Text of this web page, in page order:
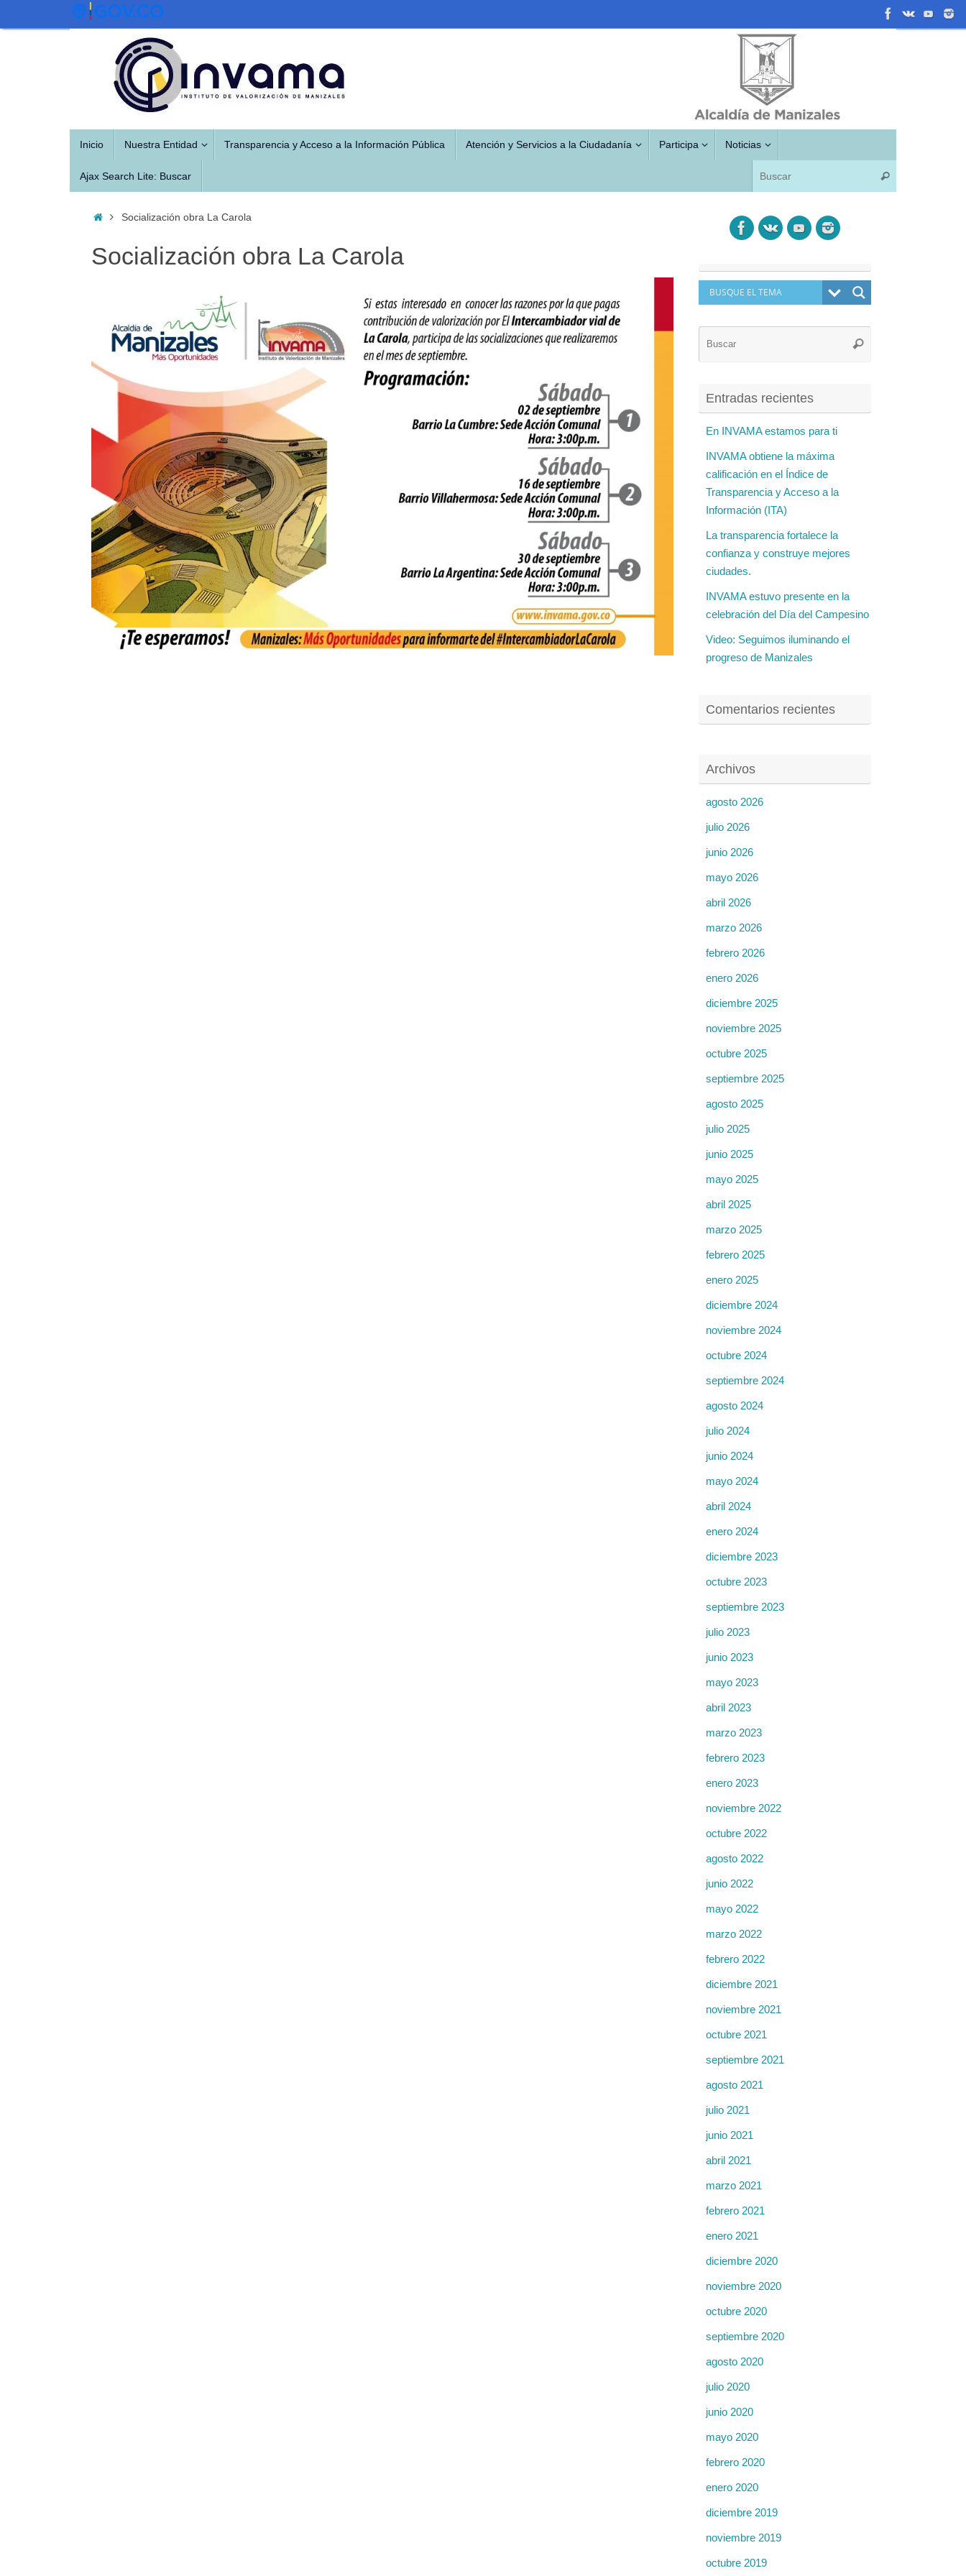
al
Inicio Nuestra Entidad Transparencia y Acceso a la Información Pública Atención y Servicios a la Ciudadanía Participa Noticias
Ajax Search Lite: Buscar Buscar
InicioSocialización obra La Carola
Socialización obra La Carola
Buscar
Entradas recientes
En INVAMA estamos para ti
INVAMA obtiene la máxima
calificación en el Índice de
Transparencia y Acceso a la
Información (ITA)
La transparencia fortalece la
confianza y construye mejores
ciudades.
INVAMA estuvo presente en la
celebración del Día del Campesino
Video: Seguimos iluminando el
progreso de Manizales
Comentarios recientes
Archivos
agosto 2026
julio 2026
junio 2026
mayo 2026
abril 2026
marzo 2026
febrero 2026
enero 2026
diciembre 2025
noviembre 2025
octubre 2025
septiembre 2025
agosto 2025
julio 2025
junio 2025
mayo 2025
abril 2025
marzo 2025
febrero 2025
enero 2025
diciembre 2024
noviembre 2024
octubre 2024
septiembre 2024
agosto 2024
julio 2024
junio 2024
mayo 2024
abril 2024
enero 2024
diciembre 2023
octubre 2023
septiembre 2023
julio 2023
junio 2023
mayo 2023
abril 2023
marzo 2023
febrero 2023
enero 2023
noviembre 2022
octubre 2022
agosto 2022
junio 2022
mayo 2022
marzo 2022
febrero 2022
diciembre 2021
noviembre 2021
octubre 2021
septiembre 2021
agosto 2021
julio 2021
junio 2021
abril 2021
marzo 2021
febrero 2021
enero 2021
diciembre 2020
noviembre 2020
octubre 2020
septiembre 2020
agosto 2020
julio 2020
junio 2020
mayo 2020
febrero 2020
enero 2020
diciembre 2019
noviembre 2019
octubre 2019